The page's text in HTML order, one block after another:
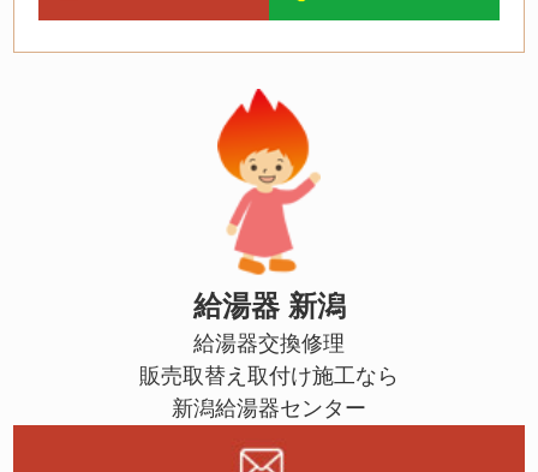
給湯器 新潟
給湯器交換修理
販売取替え取付け施工なら
新潟給湯器センター